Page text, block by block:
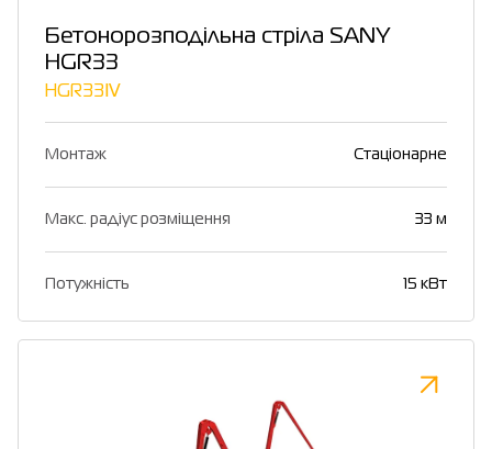
Бетонорозподільна стріла SANY
HGR33
HGR33Ⅳ
Монтаж Стаціонарне
Макс. радіус розміщення 33 м
Потужність 15 кВт